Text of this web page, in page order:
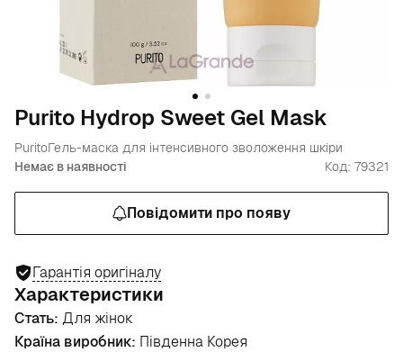
Purito Hydrop Sweet Gel Mask
PuritoГель-маска для інтенсивного зволоження шкіри
Немає в наявності
Код: 79321
Повідомити про появу
Гарантія оригіналу
Характеристики
Стать: Для жінок
Країна виробник: Південна Корея